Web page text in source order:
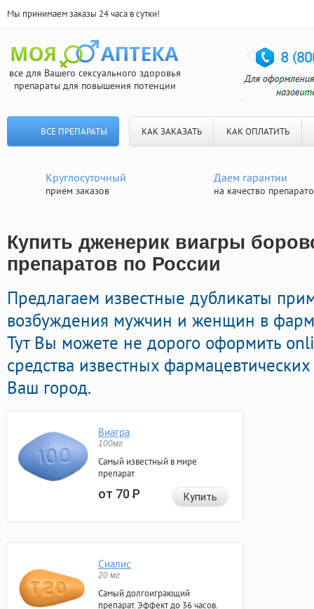
Мы принимаем заказы 24 часа в сутки!
все для Вашего сексуального здоровья
препараты для повышения потенции
ВСЕ ПРЕПАРАТЫ КАК ЗАКАЗАТЬ КАК ОПЛАТИТЬ
Круглосуточный
прием заказов
Даем гарантии
на качество
Купить дженерик виагры
препаратов по России
Предлагаем известные дубликаты
возбуждения мужчин и женщин в
Тут Вы можете не дорого оформить
средства известных
Ваш город.
Виагра
100мг
Самый известный в мире
препарат
от 70Р Купить
Сиалис
20 мг
Самый долгоиграющий
препарат. Эффект до 36 часов.